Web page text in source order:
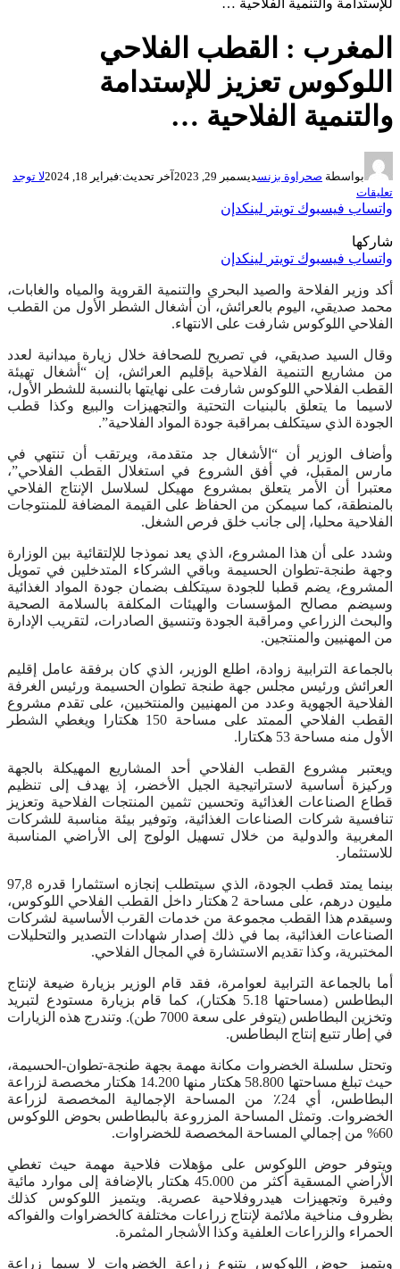
للإستدامة والتنمية الفلاحية …
المغرب : القطب الفلاحي
اللوكوس تعزيز للإستدامة
والتنمية الفلاحية …
بواسطة صحراوة بزنسديسمبر 29, 2023 آخر تحديث:فبراير 18, 2024
لا توجد
تعليقات
واتساب فيسبوك تويتر لينكدإن
شاركها
واتساب فيسبوك تويتر لينكدإن
أكد وزير الفلاحة والصيد البحري والتنمية القروية والمياه والغابات،
محمد صديقي، اليوم بالعرائش، أن أشغال الشطر الأول من القطب
الفلاحي اللوكوس شارفت على الانتهاء.
وقال السيد صديقي، في تصريح للصحافة خلال زيارة ميدانية لعدد
من مشاريع التنمية الفلاحية بإقليم العرائش، إن “أشغال تهيئة
القطب الفلاحي اللوكوس شارفت على نهايتها بالنسبة للشطر الأول،
لاسيما ما يتعلق بالبنيات التحتية والتجهيزات والبيع وكذا قطب
الجودة الذي سيتكلف بمراقبة جودة المواد الفلاحية”.
وأضاف الوزير أن “الأشغال جد متقدمة، ويرتقب أن تنتهي في
مارس المقبل، في أفق الشروع في استغلال القطب الفلاحي”،
معتبرا أن الأمر يتعلق بمشروع مهيكل لسلاسل الإنتاج الفلاحي
بالمنطقة، كما سيمكن من الحفاظ على القيمة المضافة للمنتوجات
الفلاحية محليا، إلى جانب خلق فرص الشغل.
وشدد على أن هذا المشروع، الذي يعد نموذجا للإلتقائية بين الوزارة
وجهة طنجة-تطوان الحسيمة وباقي الشركاء المتدخلين في تمويل
المشروع، يضم قطبا للجودة سيتكلف بضمان جودة المواد الغذائية
وسيضم مصالح المؤسسات والهيئات المكلفة بالسلامة الصحية
والبحث الزراعي ومراقبة الجودة وتنسيق الصادرات، لتقريب الإدارة
من المهنيين والمنتجين.
بالجماعة الترابية زوادة، اطلع الوزير، الذي كان برفقة عامل إقليم
العرائش ورئيس مجلس جهة طنجة تطوان الحسيمة ورئيس الغرفة
الفلاحية الجهوية وعدد من المهنيين والمنتخبين، على تقدم مشروع
القطب الفلاحي الممتد على مساحة 150 هكتارا ويغطي الشطر
الأول منه مساحة 53 هكتارا.
ويعتبر مشروع القطب الفلاحي أحد المشاريع المهيكلة بالجهة
وركيزة أساسية لاستراتيجية الجيل الأخضر، إذ يهدف إلى تنظيم
قطاع الصناعات الغذائية وتحسين تثمين المنتجات الفلاحية وتعزيز
تنافسية شركات الصناعات الغذائية، وتوفير بيئة مناسبة للشركات
المغربية والدولية من خلال تسهيل الولوج إلى الأراضي المناسبة
للاستثمار.
بينما يمتد قطب الجودة، الذي سيتطلب إنجازه استثمارا قدره 97,8
مليون درهم، على مساحة 2 هكتار داخل القطب الفلاحي اللوكوس،
وسيقدم هذا القطب مجموعة من خدمات القرب الأساسية لشركات
الصناعات الغذائية، بما في ذلك إصدار شهادات التصدير والتحليلات
المختبرية، وكذا تقديم الاستشارة في المجال الفلاحي.
أما بالجماعة الترابية لعوامرة، فقد قام الوزير بزيارة ضيعة لإنتاج
البطاطس (مساحتها 5.18 هكتار)، كما قام بزيارة مستودع لتبريد
وتخزين البطاطس (يتوفر على سعة 7000 طن). وتندرج هذه الزيارات
في إطار تتبع إنتاج البطاطس.
وتحتل سلسلة الخضروات مكانة مهمة بجهة طنجة-تطوان-الحسيمة،
حيث تبلغ مساحتها 58.800 هكتار منها 14.200 هكتار مخصصة لزراعة
البطاطس، أي 24٪ من المساحة الإجمالية المخصصة لزراعة
الخضروات. وتمثل المساحة المزروعة بالبطاطس بحوض اللوكوس
60% من إجمالي المساحة المخصصة للخضراوات.
ويتوفر حوض اللوكوس على مؤهلات فلاحية مهمة حيث تغطي
الأراضي المسقية أكثر من 45.000 هكتار بالإضافة إلى موارد مائية
وفيرة وتجهيزات هيدروفلاحية عصرية. ويتميز اللوكوس كذلك
بظروف مناخية ملائمة لإنتاج زراعات مختلفة كالخضراوات والفواكه
الحمراء والزراعات العلفية وكذا الأشجار المثمرة.
ويتميز حوض اللوكوس بتنوع زراعة الخضروات لا سيما زراعة